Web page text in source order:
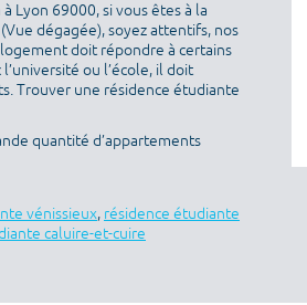
Lyon 69000, si vous êtes à la
dégagée), soyez attentifs, nos
doit répondre à certains
ou l’école, il doit
Trouver une résidence étudiante
quantité d’appartements
vénissieux, résidence étudiante
caluire-et-cuire